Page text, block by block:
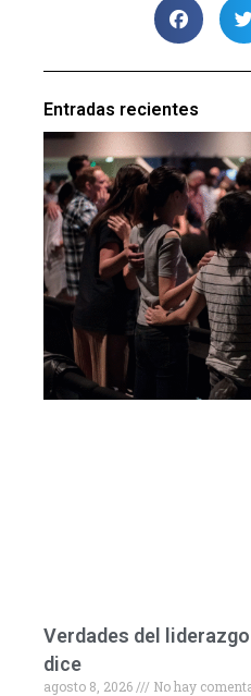
Entradas recientes
Verdades del
dice
agosto 8, 2026
No hay